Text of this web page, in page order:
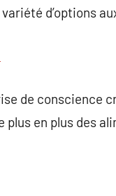
d’options
de conscience
en plus des